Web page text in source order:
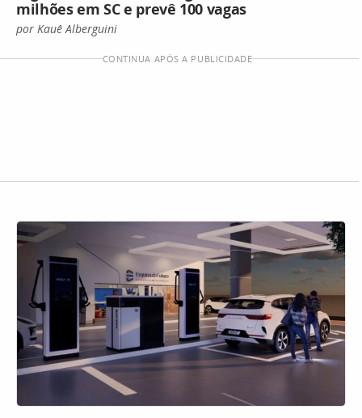
milhões em SC e prevê 100 vagas
por Kauê Alberguini
CONTINUA APÓS A PUBLICIDADE